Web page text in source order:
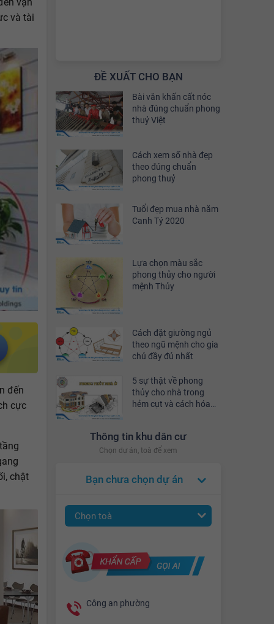
ĐỀ XUẤT CHO BẠN
Bài văn khấn cất nóc
nhà đúng chuẩn phong
thuỷ Việt
Cách xem số nhà đẹp
theo đúng chuẩn
phong thuỷ
Tuổi đẹp mua nhà năm
Canh Tý 2020
Lựa chọn màu sắc
phong thủy cho người
mệnh Thủy
Cách đặt giường ngủ
theo ngũ mệnh cho gia
chủ đầy đủ nhất
5 sự thật về phong
thủy cho nhà trong
hẻm cụt và cách hóa
Thông tin khu dân cư
Chọn dự án, toà để xem
Bạn chưa chọn dự án
Chọn toà
Công an phường
vận
và tài
đến
cực
chật